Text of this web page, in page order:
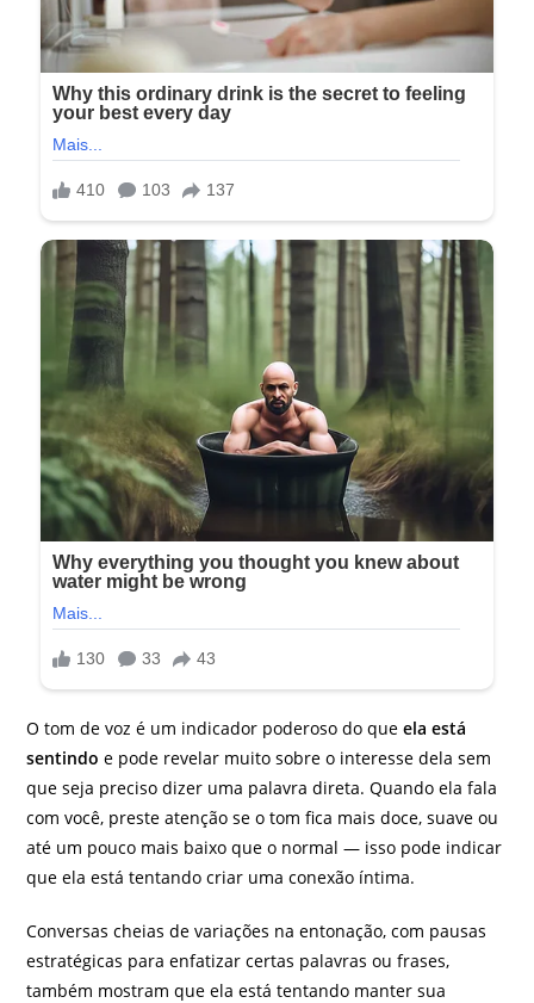
O tom de voz é um indicador poderoso do queela está
sentindo e pode revelar muito sobre o interesse dela sem
que seja preciso dizer uma palavra direta. Quando ela fala
com você, preste atenção se o tom fica mais doce, suave ou
até um pouco mais baixo que o normal — isso pode indicar
que ela está tentando criar uma conexão íntima.
Conversas cheias de variações na entonação, com pausas
estratégicas para enfatizar certas palavras ou frases,
também mostram que ela está tentando manter sua